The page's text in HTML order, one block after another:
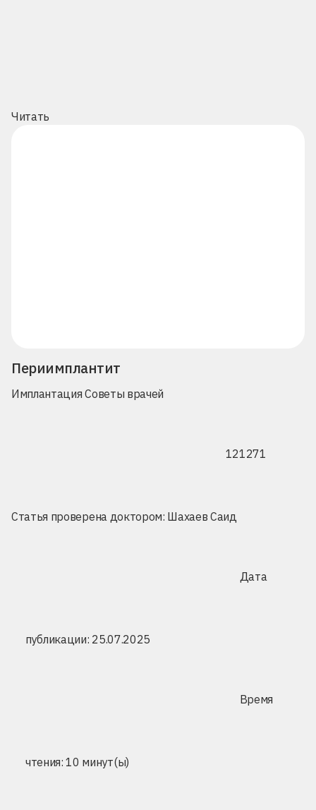
Читать
Периимплантит
Имплантация Советы врачей
121271
Статья проверена доктором: Шахаев Саид
Дата
публикации: 25.07.2025
Время
чтения: 10 минут(ы)